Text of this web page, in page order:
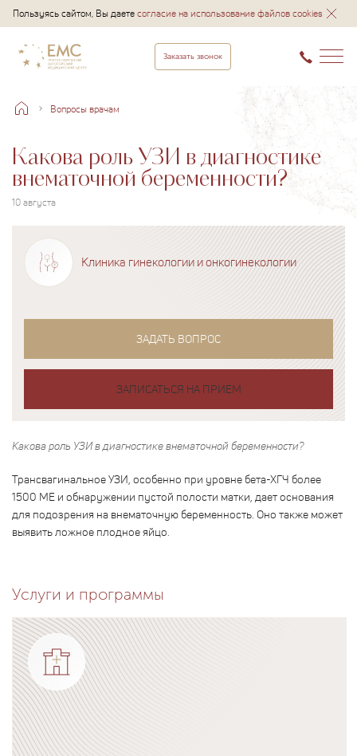
Пользуясь сайтом, Вы даетесогласие на использование файлов cookies
Заказать звонок
Вопросы врачам
Какова роль УЗИ в диагностике
внематочной беременности?
10 августа
Клиника гинекологии и онкогинекологии
ЗАДАТЬ ВОПРОС
ЗАПИСАТЬСЯ НА ПРИЕМ
Какова роль УЗИ в диагностике внематочной беременности?
Трансвагинальное УЗИ, особенно при уровне бета-ХГЧ более
1500 МЕ и обнаружении пустой полости матки, дает основания
для подозрения на внематочную беременность. Оно также может
выявить ложное плодное яйцо.
Услуги и программы